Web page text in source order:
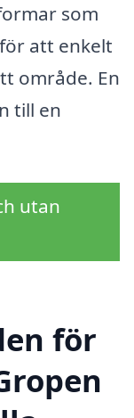
som
att enkelt
område. En
till en
utan
för